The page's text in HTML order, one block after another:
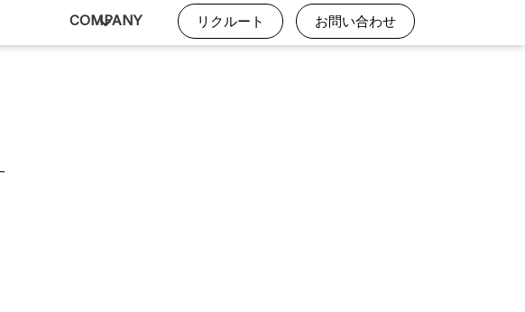
COMPANY リクルート お問い合わせ